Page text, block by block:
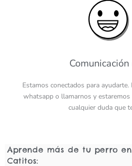
Estamos conectados para
whatsapp o llamarnos y
cualquier duda que
Aprende más de tu perro
Catitos: